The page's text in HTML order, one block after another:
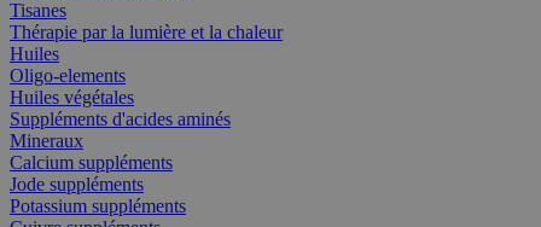
Tisanes
Thérapie par la lumière et la chaleur
Huiles
Oligo-elements
Huiles végétales
Suppléments d'acides aminés
Mineraux
Calcium suppléments
Jode suppléments
Potassium suppléments